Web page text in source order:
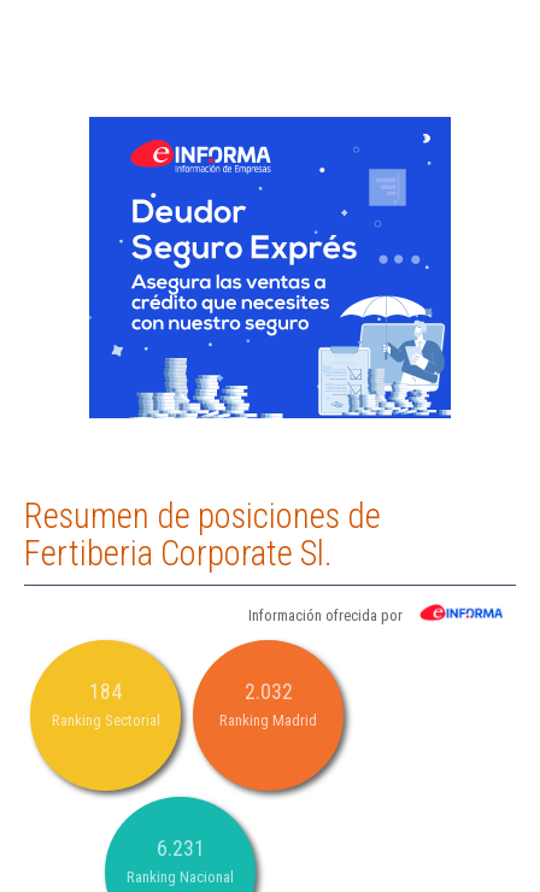
Resumen de posiciones de
Fertiberia Corporate Sl.
Información ofrecida por
184
Ranking Sectorial
2.032
Ranking Madrid
6.231
Ranking Nacional